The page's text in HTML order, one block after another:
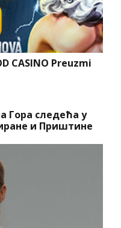
CASINO Preuzmi
Гора следећа у
и Приштине